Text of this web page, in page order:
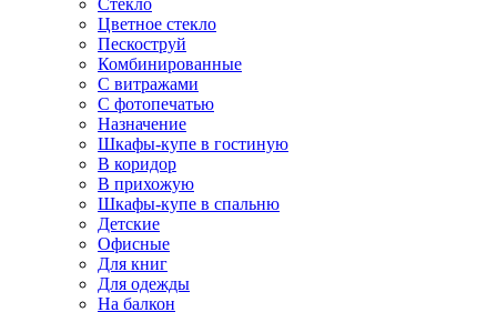
Стекло
Цветное стекло
Пескоструй
Комбинированные
С витражами
С фотопечатью
Назначение
Шкафы-купе в гостиную
В коридор
В прихожую
Шкафы-купе в спальню
Детские
Офисные
Для книг
Для одежды
На балкон